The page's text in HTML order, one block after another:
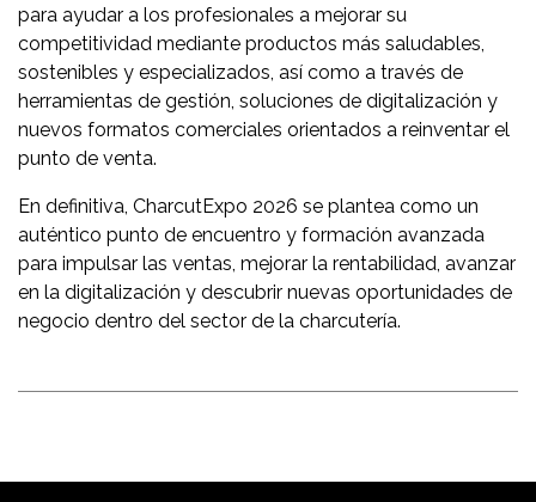
para ayudar a los profesionales a mejorar su
competitividad mediante productos más saludables,
sostenibles y especializados, así como a través de
herramientas de gestión, soluciones de digitalización y
nuevos formatos comerciales orientados a reinventar el
punto de venta.
En definitiva, CharcutExpo 2026 se plantea como un
auténtico punto de encuentro y formación avanzada
para impulsar las ventas, mejorar la rentabilidad, avanzar
en la digitalización y descubrir nuevas oportunidades de
negocio dentro del sector de la charcutería.